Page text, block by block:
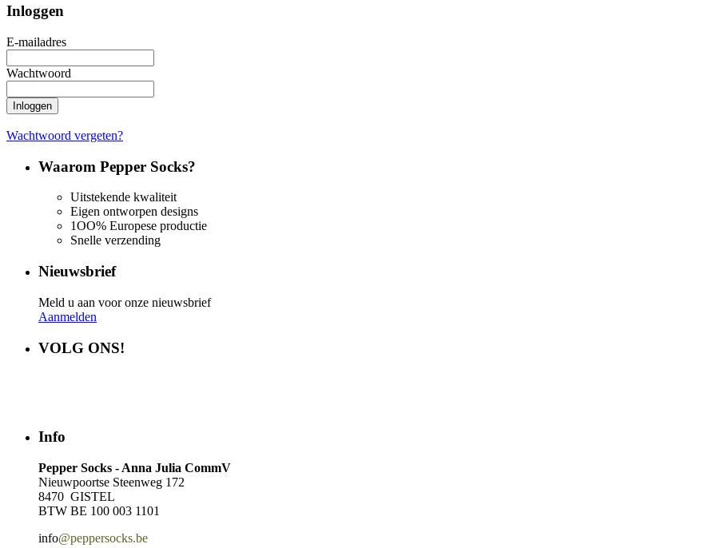
Inloggen
E-mailadres
Wachtwoord
Inloggen
Wachtwoord vergeten?
Waarom Pepper Socks?
Uitstekende kwaliteit
Eigen ontworpen designs
1OO% Europese productie
Snelle verzending
Nieuwsbrief
Meld u aan voor onze nieuwsbrief
Aanmelden
VOLG ONS!
Info
Pepper Socks - Anna Julia CommV
Nieuwpoortse Steenweg 172
8470 GISTEL
BTW BE 100 003 1101
info@peppersocks.be